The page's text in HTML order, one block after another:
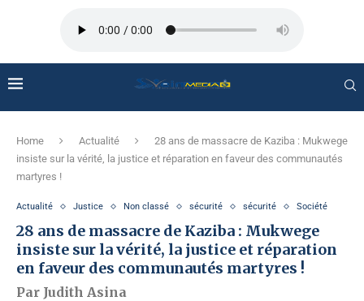
Home Actualité
28 ans de massacre de Kaziba : Mukwege
insiste sur la vérité, la justice et réparation en faveur des communautés
martyres !
Actualité Justice Non classé sécurité sécurité Société
28 ans de massacre de Kaziba : Mukwege
insiste sur la vérité, la justice et réparation
en faveur des communautés martyres !
Par Judith Asina